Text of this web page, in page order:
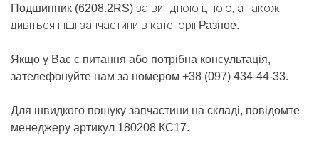
Подшипник (6208.2RS) за вигідною ціною, а також
дивіться інші запчастини в категоріїРазное.
Якщо у Вас є питання або потрібна консультація,
зателефонуйте нам за номером +38 (097) 434-44-33.
Для швидкого пошуку запчастини на складі, повідомте
менеджеру артикул 180208 КС17.